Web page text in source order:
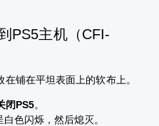
PS5主机（CFI-
铺在平坦表面上的软布上。
闭PS5。
色闪烁，然后熄灭。